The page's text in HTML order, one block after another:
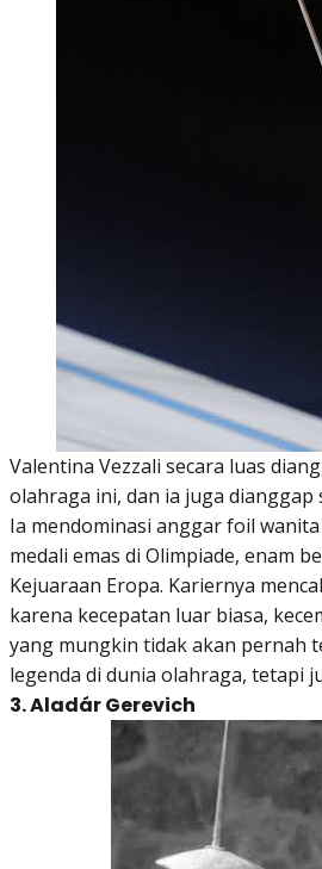
Valentina Vezzali secara luas
olahraga ini, dan ia juga
Ia mendominasi anggar foil
medali emas di Olimpiade, enam
Kejuaraan Eropa. Kariernya
karena kecepatan luar biasa,
yang mungkin tidak akan pernah
legenda di dunia olahraga, tetapi
3. Aladár Gerevich